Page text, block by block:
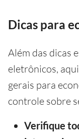
Dicas para
Além das dicas
eletrônicos,
gerais para
controle sobre
Verifique